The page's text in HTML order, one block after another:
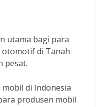
utama bagi para
otomotif di Tanah
pesat.
di Indonesia
produsen mobil